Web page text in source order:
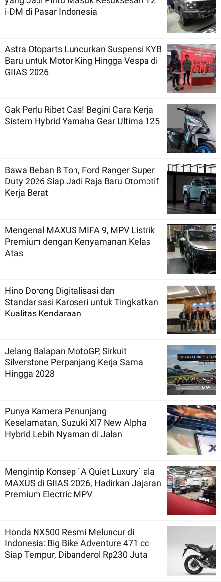
i-DM di Pasar Indonesia
Astra Otoparts Luncurkan Suspensi KYB
Baru untuk Motor King Hingga Vespa di
GIIAS 2026
Gak Perlu Ribet Cas! Begini Cara Kerja
Sistem Hybrid Yamaha Gear Ultima 125
Bawa Beban 8 Ton, Ford Ranger Super
Duty 2026 Siap Jadi Raja Baru Otomotif
Kerja Berat
Mengenal MAXUS MIFA 9, MPV Listrik
Premium dengan Kenyamanan Kelas
Atas
Hino Dorong Digitalisasi dan
Standarisasi Karoseri untuk Tingkatkan
Kualitas Kendaraan
Jelang Balapan MotoGP, Sirkuit
Silverstone Perpanjang Kerja Sama
Hingga 2028
Punya Kamera Penunjang
Keselamatan, Suzuki Xl7 New Alpha
Hybrid Lebih Nyaman di Jalan
Mengintip Konsep `A Quiet Luxury` ala
MAXUS di GIIAS 2026, Hadirkan Jajaran
Premium Electric MPV
Honda NX500 Resmi Meluncur di
Indonesia: Big Bike Adventure 471 cc
Siap Tempur, Dibanderol Rp230 Juta